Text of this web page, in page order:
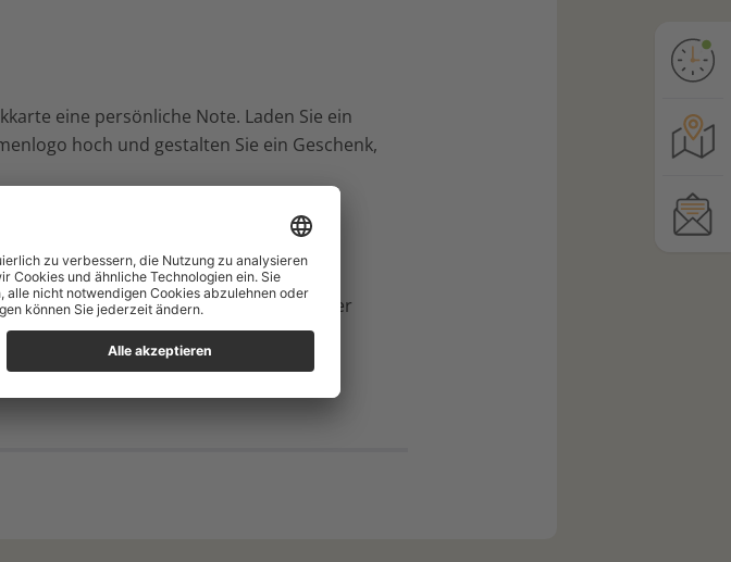
eine persönliche Note. Laden Sie ein
hoch und gestalten Sie ein Geschenk,
Geschäften einlösbar und bietet der